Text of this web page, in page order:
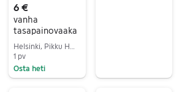
6 €
vanha
tasapainovaaka
1 pv
Osta heti